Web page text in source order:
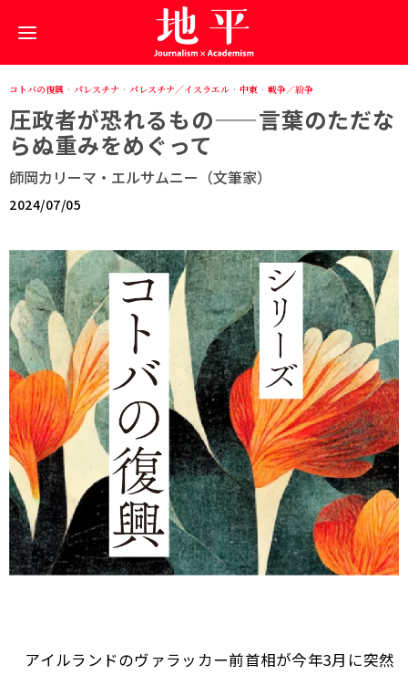
コトバの復興 · パレスチナ · パレスチナ／イスラエル · 中東 · 戦争／紛争
圧政者が恐れるもの——言葉のただな
らぬ重みをめぐって
師岡カリーマ・エルサムニー（文筆家）
2024/07/05
アイルランドのヴァラッカー前首相が今年3月に突然